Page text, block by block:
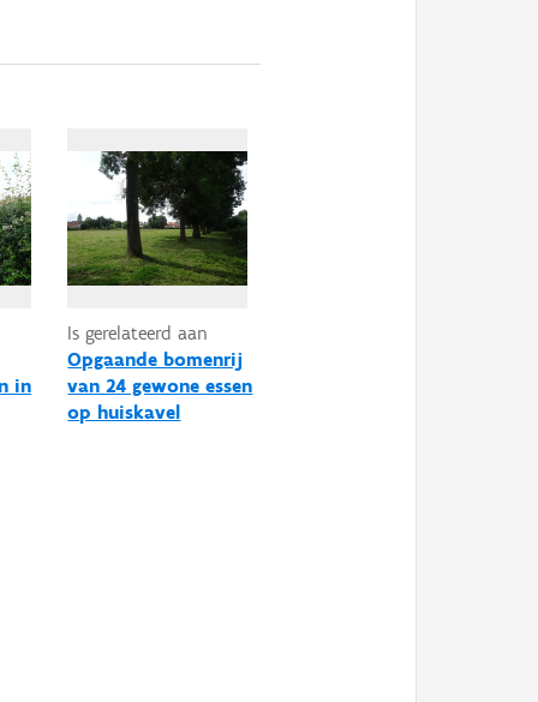
in
Is gerelateerd aan
Opgaande bomenrij
van 24 gewone essen
op huiskavel